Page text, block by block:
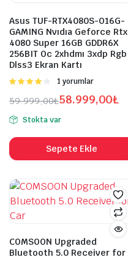
Asus TUF-RTX4080S-O16G-
GAMING Nvıdıa Geforce Rtx
4080 Super 16GB GDDR6X
256BIT Oc 2xhdmı 3xdp Rgb
Dlss3 Ekran Kartı
4.00oy
1 yorumlar
59.999,00₺
Orijinal
fiyat:
59.999,00₺.
58.999,00₺
Şu
andaki
fiyat:
58.999,00₺.
Stokta var
Sepete Ekle
COMSOON Upgraded
Bluetooth 5.0 Receiver for